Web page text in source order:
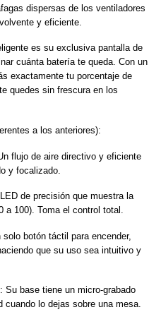
dispersas de los ventiladores
y eficiente.
es su exclusiva pantalla de
cuánta batería te queda. Con un
exactamente tu porcentaje de
quedes sin frescura en los
a los anteriores):
flujo de aire directivo y eficiente
y focalizado.
de precisión que muestra la
a 100). Toma el control total.
botón táctil para encender,
que su uso sea intuitivo y
Su base tiene un micro-grabado
cuando lo dejas sobre una mesa.